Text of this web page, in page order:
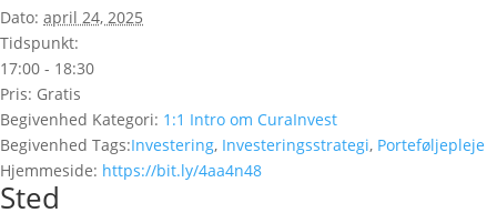
Dato: april 24, 2025
Tidspunkt:
17:00 - 18:30
Pris: Gratis
Begivenhed Kategori: 1:1 Intro om CuraInvest
Begivenhed Tags:Investering, Investeringsstrategi, Porteføljepleje
Hjemmeside: https://bit.ly/4aa4n48
Sted